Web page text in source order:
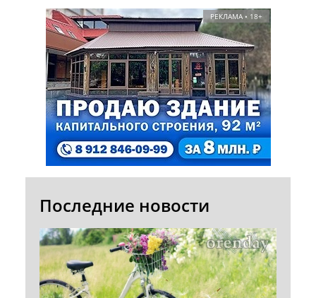
РЕКЛАМА • 18+
Последние новости